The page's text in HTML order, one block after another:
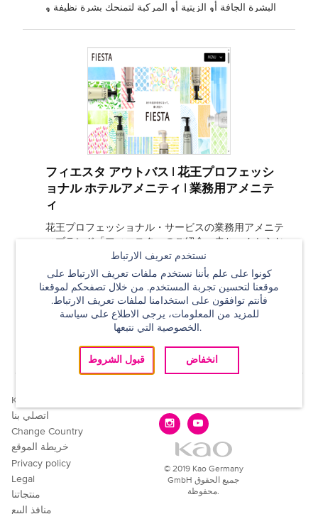
البشرة الجافة أو الزيتية أو المركبة لتمنحك بشرة نظيفة و
フィエスタ アウトバス | 花王プロフェッシ
ョナル ホテルアメニティ | 業務用アメニテ
ィ
花王プロフェッショナル・サービスの業務用アメニテ
ィブランド「フィエスタ」のご紹介。赤ちゃんからお
年寄りまで、ジェンダーレスに使えるスキンケア/ヘ
アケアと、1本で洗顔から手洗い、シェービングまで
できる、濃密つや泡の洗顔・手洗いフォーム。ありの
ままの自分になって、輝く明日へ。
1 2 3 4 5
الصفحة الرئيسية
Kao
اتصلي بنا
Change Country
خريطة الموقع
Privacy policy
Legal
منتجاتنا
منافذ البيع
© 2019 Kao Germany
GmbH جميع الحقوق
محفوظة.
نستخدم تعريف الارتباط
كونوا على علم بأننا نستخدم ملفات تعريف الارتباط على
موقعنا لتحسين تجربة المستخدم. من خلال تصفحكم لموقعنا
فأنتم توافقون على استخدامنا لملفات تعريف الارتباط.
للمزيد من المعلومات، يرجى الاطلاع على سياسة
الخصوصية التي نتبعها.
قبول الشروط انخفاض